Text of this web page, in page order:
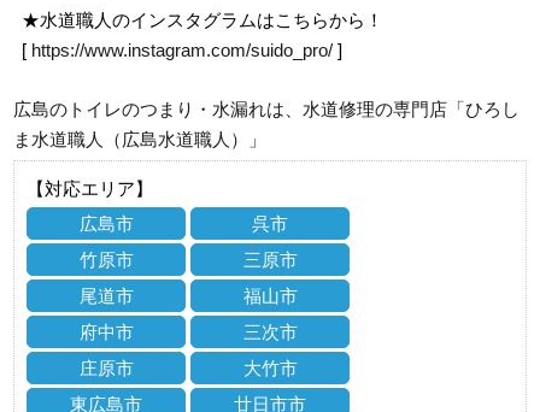
★水道職人のインスタグラムはこちらから！
[ https://www.instagram.com/suido_pro/ ]
広島のトイレのつまり・水漏れは、水道修理の専門店「ひろし
ま水道職人（広島水道職人）」
【対応エリア】
広島市
呉市
竹原市
三原市
尾道市
福山市
府中市
三次市
庄原市
大竹市
東広島市
廿日市市